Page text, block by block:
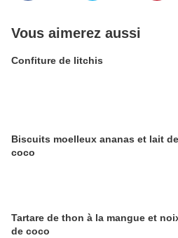
Vous aimerez aussi
Confiture de litchis
Biscuits moelleux ananas et lait de
coco
Tartare de thon à la mangue et
de coco